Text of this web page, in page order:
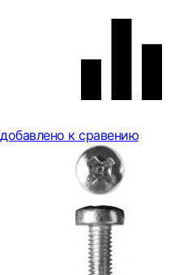
добавлено к сравению